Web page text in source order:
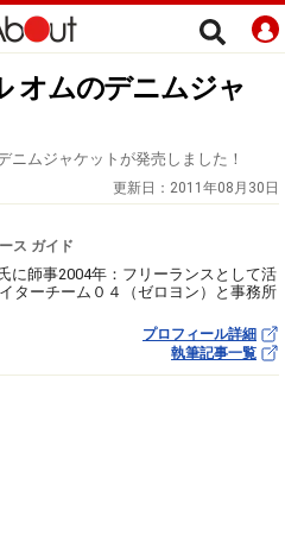
オムのデニムジャ
ニムジャケットが発売しました！
更新日： 2011年08月30日
ス ガイド
に師事2004年：フリーランスとして活
ターチーム０４（ゼロヨン）と事務所
プロフィール詳細
執筆記事一覧